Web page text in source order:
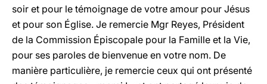
soir et pour le témoignage de votre amour pour Jésus
et pour son Église. Je remercie Mgr Reyes, Président
de la Commission Épiscopale pour la Famille et la Vie,
pour ses paroles de bienvenue en votre nom. De
manière particulière, je remercie ceux qui ont présenté